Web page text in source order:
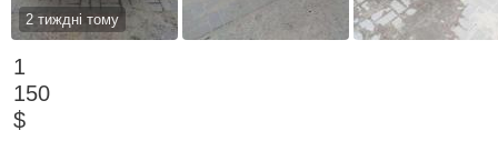
2 тиждні тому
1
150
$